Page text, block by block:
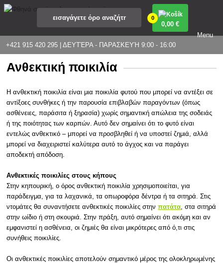
+421 915 420 295 | ΔΕΥΤΈΡΑ - ΠΑΡΑΣΚΕΥΉ 9:00 - 16:00
0
0,00 €
Menu
Ανθεκτική ποικιλία
Η ανθεκτική ποικιλία είναι μια ποικιλία φυτού που μπορεί να αντέξει σε
αντίξοες συνθήκες ή την παρουσία επιβλαβών παραγόντων (όπως
ασθένειες, παράσιτα ή ξηρασία) χωρίς σημαντική απώλεια της σοδειάς
ή της ποιότητας των καρπών. Αυτό δεν σημαίνει ότι το φυτό είναι
εντελώς ανθεκτικό – μπορεί να προσβληθεί ή να υποστεί ζημιά, αλλά
μπορεί να διαχειριστεί καλύτερα αυτό το άγχος και να παράγει
αποδεκτή απόδοση.
Ανθεκτικές ποικιλίες στους κήπους
Στην κηπουρική, ο όρος ανθεκτική ποικιλία χρησιμοποιείται, για
παράδειγμα, για τα λαχανικά, τα οπωροφόρα δέντρα ή τα σιτηρά. Στις
ντομάτες θα συναντήσετε ανθεκτικές ποικιλίες στηνπατάτα , στα σιτηρά
στην ωίδιο ή στη σκουριά. Στην πράξη, αυτό σημαίνει ότι ακόμη και αν
εμφανιστεί η ασθένεια, οι ζημιές θα είναι μικρότερες από ό,τι στις
συνήθεις ποικιλίες.
Οι ανθεκτικές ποικιλίες αποτελούν σημαντικό μέρος της ολοκληρωμένης